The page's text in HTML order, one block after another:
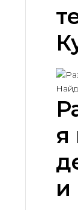
я
и